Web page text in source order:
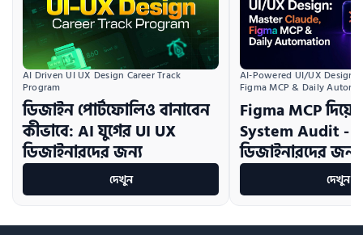
AI Driven UI UX Design Career Track
Program
ডিজাইন পোর্টফোলিও বানাবেন
কীভাবে: AI যুগের UI UX
ডিজাইনারদের জন্য
দেখুন
AI-Powered UI/UX Design:
Figma MCP & Daily
Figma MCP
System Audit -
ডিজাইনারদের জন্য
দেখুন